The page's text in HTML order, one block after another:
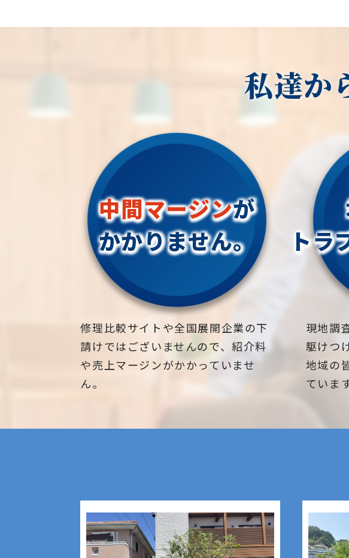
私達か
中間マージンが
かかりません。
修理比較サイトや全国展開企業の下
請けではございませんので、紹介料
や売上マージンがかかっていませ
ん。
トラ
現地調
駆けつ
地域の
ていま